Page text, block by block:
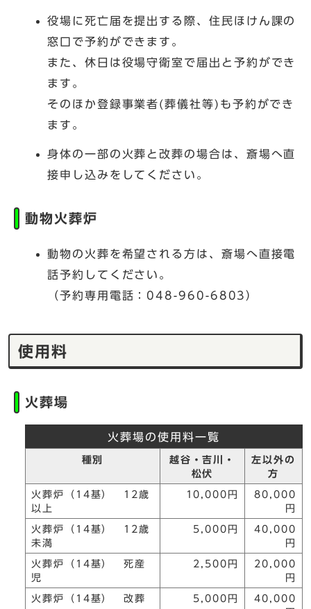
役場に死亡届を提出する際、住民ほけん課の
窓口で予約ができます。
また、休日は役場守衛室で届出と予約ができ
ます。
そのほか登録事業者(葬儀社等)も予約ができ
ます。
身体の一部の火葬と改葬の場合は、斎場へ直
接申し込みをしてください。
動物火葬炉
動物の火葬を希望される方は、斎場へ直接電
話予約してください。
（予約専用電話：048-960-6803）
使用料
火葬場
火葬場の使用料一覧
種別
越谷・吉川・
松伏
左以外の
方
火葬炉（14基） 12歳
以上
10,000円
80,000
円
火葬炉（14基） 12歳
未満
5,000円
40,000
円
火葬炉（14基） 死産
児
2,500円
20,000
円
火葬炉（14基） 改葬 5,000円
40,000